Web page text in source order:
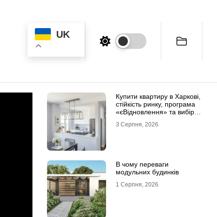
UK
Купити квартиру в Харкові,
стійкість ринку, програма
«єВідновлення» та вибір
3 Серпня, 2026
В чому переваги
модульних будинків
1 Серпня, 2026